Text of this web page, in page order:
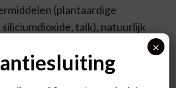
(plantaardige
talk), natuurlijk
zoetstof
stevia).
×